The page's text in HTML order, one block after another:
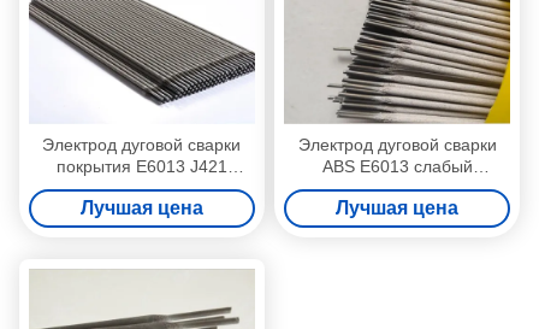
Электрод дуговой сварки
покрытия E6013 J421
Titania
Лучшая цена
Электрод дуговой сварки
ABS E6013 слабый
стальной
Лучшая цена